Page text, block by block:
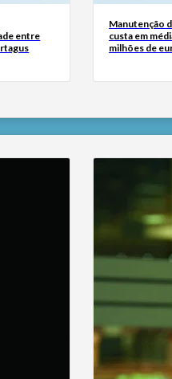
entre
Manutenção
custa em
milhões de